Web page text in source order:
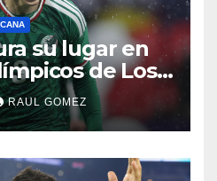
su lugar en
de Los
RAUL GOMEZ